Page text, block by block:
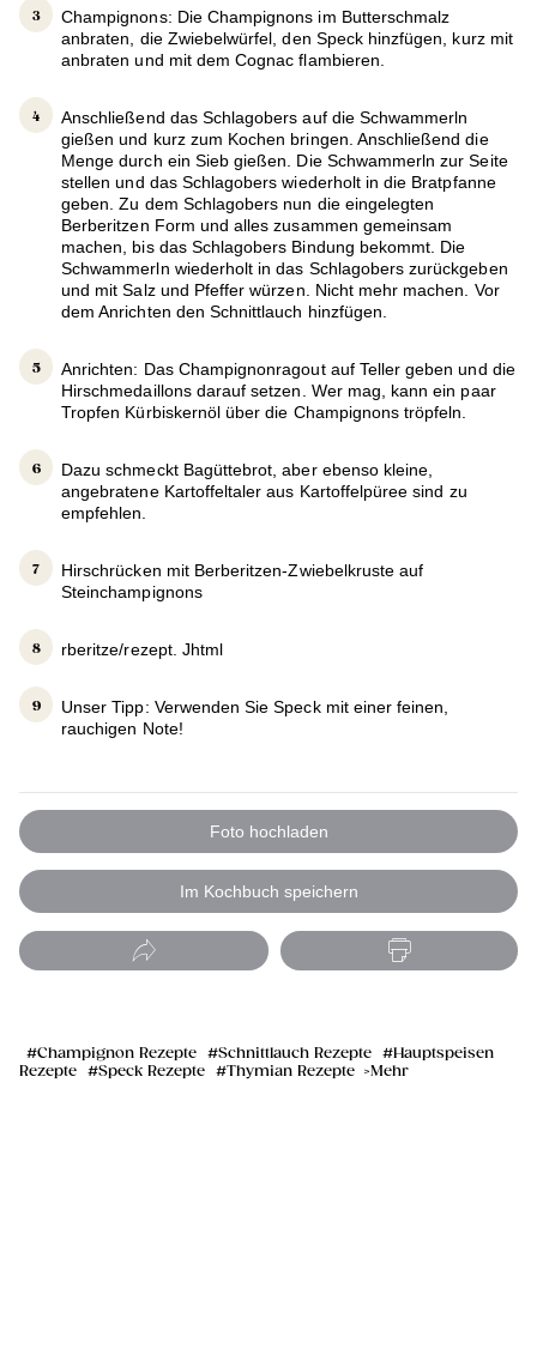
Champignons: Die Champignons im Butterschmalz
anbraten, die Zwiebelwürfel, den Speck hinzfügen, kurz mit
anbraten und mit dem Cognac flambieren.
Anschließend das Schlagobers auf die Schwammerln
gießen und kurz zum Kochen bringen. Anschließend die
Menge durch ein Sieb gießen. Die Schwammerln zur Seite
stellen und das Schlagobers wiederholt in die Bratpfanne
geben. Zu dem Schlagobers nun die eingelegten
Berberitzen Form und alles zusammen gemeinsam
machen, bis das Schlagobers Bindung bekommt. Die
Schwammerln wiederholt in das Schlagobers zurückgeben
und mit Salz und Pfeffer würzen. Nicht mehr machen. Vor
dem Anrichten den Schnittlauch hinzfügen.
Anrichten: Das Champignonragout auf Teller geben und die
Hirschmedaillons darauf setzen. Wer mag, kann ein paar
Tropfen Kürbiskernöl über die Champignons tröpfeln.
Dazu schmeckt Bagüttebrot, aber ebenso kleine,
angebratene Kartoffeltaler aus Kartoffelpüree sind zu
empfehlen.
Hirschrücken mit Berberitzen-Zwiebelkruste auf
Steinchampignons
rberitze/rezept. Jhtml
Unser Tipp: Verwenden Sie Speck mit einer feinen,
rauchigen Note!
Foto hochladen
Im Kochbuch speichern
Champignon Rezepte Schnittlauch Rezepte
Hauptspeisen
Rezepte
Speck Rezepte Thymian Rezepte Mehr